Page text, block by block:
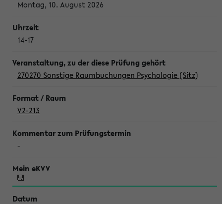
Montag, 10. August 2026
14-17
270270 Sonstige Raumbuchungen Psychologie (Sitz)
V2-213
-